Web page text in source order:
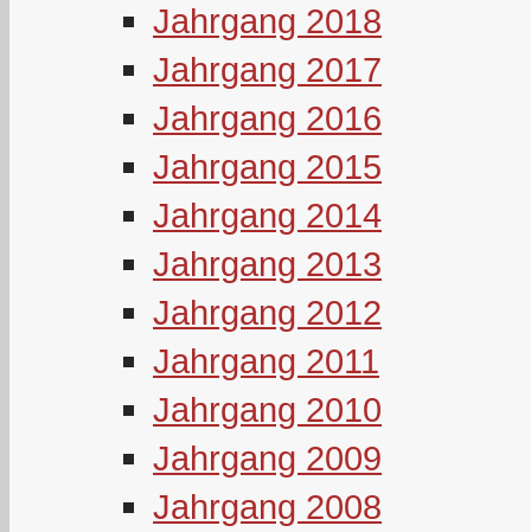
Jahrgang 2018
Jahrgang 2017
Jahrgang 2016
Jahrgang 2015
Jahrgang 2014
Jahrgang 2013
Jahrgang 2012
Jahrgang 2011
Jahrgang 2010
Jahrgang 2009
Jahrgang 2008